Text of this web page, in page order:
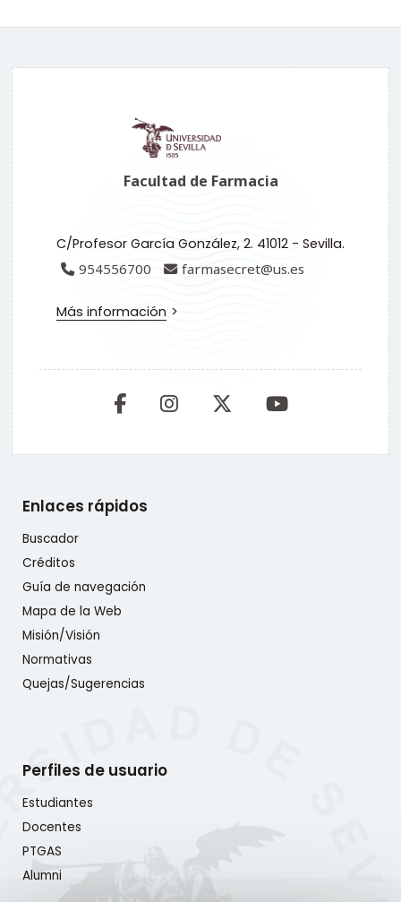
Facultad de Farmacia
C/Profesor García González, 2. 41012 - Sevilla.
954556700
farmasecret@us.es
Más información
Enlaces rápidos
Buscador
Créditos
Guía de navegación
Mapa de la Web
Misión/Visión
Normativas
Quejas/Sugerencias
Perfiles de usuario
Estudiantes
Docentes
PTGAS
Alumni